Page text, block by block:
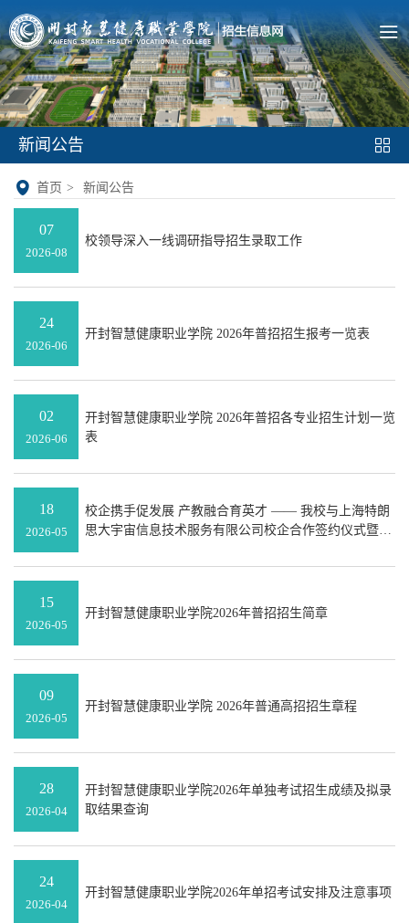
新闻公告
首页 > 新闻公告
07
2026-08
校领导深入一线调研指导招生录取工作
24
2026-06
开封智慧健康职业学院 2026年普招招生报考一览表
02
2026-06
开封智慧健康职业学院 2026年普招各专业招生计划一览
表
18
2026-05
校企携手促发展 产教融合育英才 —— 我校与上海特朗
思大宇宙信息技术服务有限公司校企合作签约仪式暨实
15
2026-05
开封智慧健康职业学院2026年普招招生简章
09
2026-05
开封智慧健康职业学院 2026年普通高招招生章程
28
2026-04
开封智慧健康职业学院2026年单独考试招生成绩及拟录
取结果查询
24
2026-04
开封智慧健康职业学院2026年单招考试安排及注意事项